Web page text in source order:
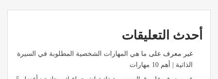
أحدث التعليقات
غير معرف على ما هي المهارات الشخصية المطلوبة في السيرة
الذاتية | أهم 10 مهارات